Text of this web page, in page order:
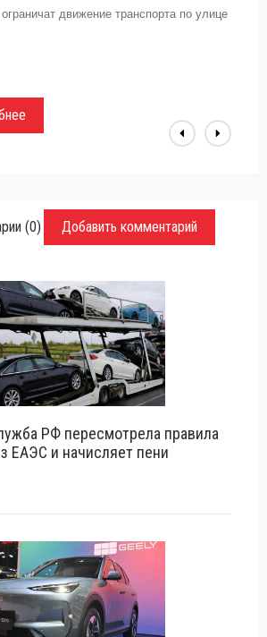
движение транспорта по улице
(0) Добавить комментарий
РФ пересмотрела правила
ЕАЭС и начисляет пени